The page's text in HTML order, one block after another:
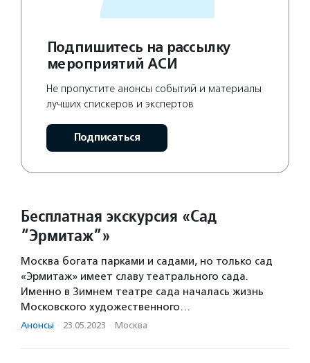
Подпишитесь на рассылку
мероприятий АСИ
Не пропустите анонсы событий и материалы
лучших спискеров и экспертов
Подписаться
Бесплатная экскурсия «Сад
“Эрмитаж”»
Москва богата парками и садами, но только сад
«Эрмитаж» имеет славу театрального сада.
Именно в Зимнем театре сада началась жизнь
Московского художественного…
Анонсы · 23.05.2023 · Москва